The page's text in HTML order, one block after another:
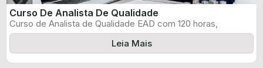
Curso De Analista De Qualidade
Curso de Analista de Qualidade EAD com 120 horas,
certificado informado pelo produtor ...
Leia Mais